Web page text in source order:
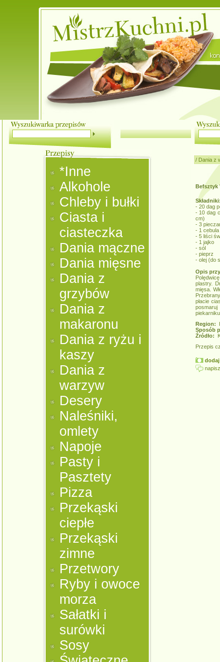
*Inne
Alkohole
Chleby i bułki
Ciasta i
ciasteczka
Dania mączne
Dania mięsne
Dania z
grzybów
Dania z
makaronu
Dania z ryżu i
kaszy
Dania z
warzyw
Desery
Naleśniki,
omlety
Napoje
Pasty i
Pasztety
Pizza
Przekąski
ciepłe
Przekąski
zimne
Przetwory
Ryby i owoce
morza
Sałatki i
surówki
Sosy
/ Dania z
Befsztyk
- 20 dag
- 10 dag
cm)
- 3
- 1
- 5 liści
- 1 jajko
- sól
- pieprz
- olej (do
Opis
plastry.
mięsa.
płacie
Region:
Sposób
Źródło:
Przepis